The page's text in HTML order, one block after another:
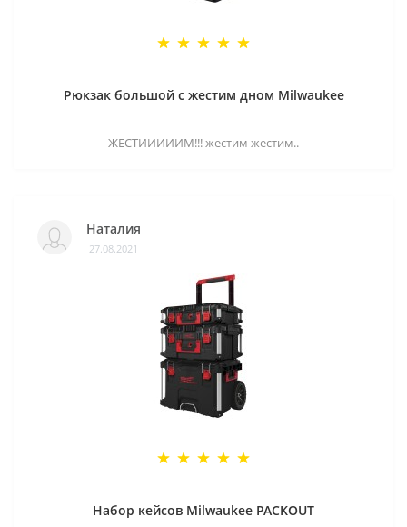
Рюкзак большой с жестим дном Milwaukee
ЖЕСТИИИИИМ!!! жестим жестим..
Наталия
27.08.2021
Набор кейсов Milwaukee PACKOUT